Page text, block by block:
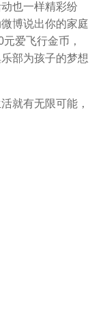
也一样精彩纷
博说出你的家庭
爱飞行金币，
部为孩子的梦想
就有无限可能，